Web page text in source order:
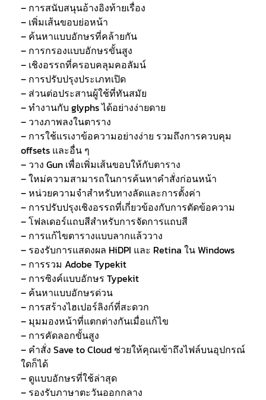
– การสนับสนุนอ้างอิงท้ายเรื่อง
– เพิ่มเส้นขอบย่อหน้า
– ค้นหาแบบอักษรที่คล้ายกัน
– การกรองแบบอักษรขั้นสูง
– เชิงอรรถที่ครอบคลุมคอลัมน์
– การปรับปรุงประเภทเปิด
– ส่วนต่อประสานผู้ใช้ที่ทันสมัย
– ทำงานกับ glyphs ได้อย่างง่ายดาย
– วางภาพลงในตาราง
– การใช้แรเงาข้อความอย่างง่าย รวมถึงการควบคุม
offsets และอื่น ๆ
– วาง Gun เพื่อเพิ่มเส้นขอบให้กับตาราง
– ใหม่ความสามารถในการค้นหาคำสั่งก่อนหน้า
– หน่วยความจำสำหรับทางลัดและการตั้งค่า
– การปรับปรุงเชิงอรรถที่เกี่ยวข้องกับการตัดข้อความ
– โฟลเดอร์แถบสีสำหรับการจัดการแถบสี
– การแก้ไขตารางแบบลากแล้ววาง
– รองรับการแสดงผล HiDPI และ Retina ใน Windows
– การรวม Adobe Typekit
– การซิงค์แบบอักษร Typekit
– ค้นหาแบบอักษรด่วน
– การสร้างไฮเปอร์ลิงก์ที่สะดวก
– มุมมองหน้าที่แตกต่างกันเมื่อแก้ไข
– การคัดลอกขั้นสูง
– คำสั่ง Save to Cloud ช่วยให้คุณเข้าถึงไฟล์บนอุปกรณ์
ใดก็ได้
– ดูแบบอักษรที่ใช้ล่าสุด
– รองรับภาษาตะวันออกกลาง